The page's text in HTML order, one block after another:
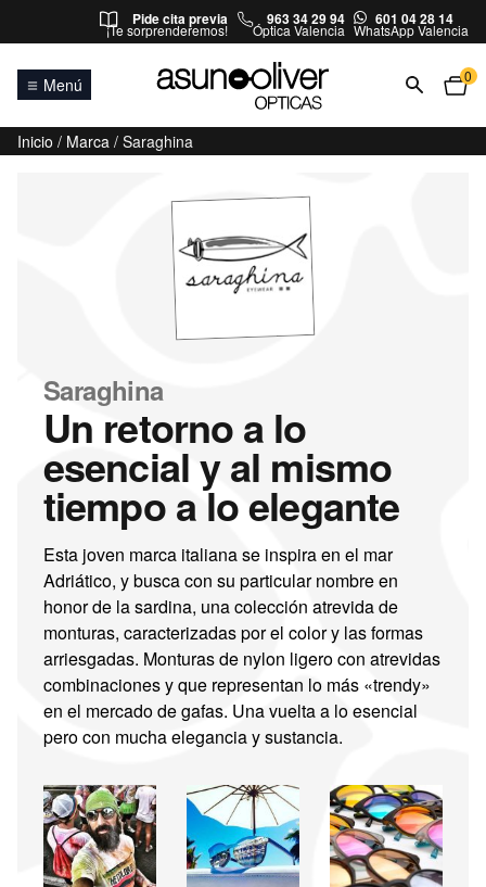
Saltar al contenidoPide cita previa
¡Te sorprenderemos!
963 34 29 94
Óptica Valencia
601 04 28 14
WhatsApp Valencia
Menú 0
Inicio / Marca / Saraghina
Saraghina
Un retorno a lo
esencial y al mismo
tiempo a lo elegante
Esta joven marca italiana se inspira en el mar
Adriático, y busca con su particular nombre en
honor de la sardina, una colección atrevida de
monturas, caracterizadas por el color y las formas
arriesgadas. Monturas de nylon ligero con atrevidas
combinaciones y que representan lo más «trendy»
en el mercado de gafas. Una vuelta a lo esencial
pero con mucha elegancia y sustancia.